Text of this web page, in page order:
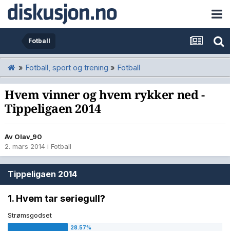
Fotball
» Fotball, sport og trening » Fotball
Hvem vinner og hvem rykker ned -
Tippeligaen 2014
Av Olav_90
2. mars 2014 i Fotball
Tippeligaen 2014
1. Hvem tar seriegull?
Strømsgodset